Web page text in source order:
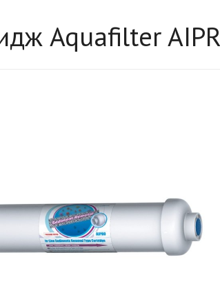
Aquafilter